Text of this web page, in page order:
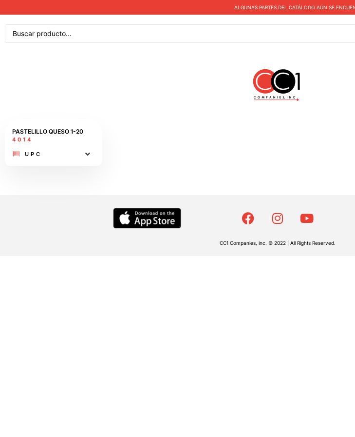
ALGUNAS PARTES DEL CATÁLOGO AÚN SE
PASTELILLO QUESO 1-20
4014
UPC
CC1 Companies, inc. © 2022 | All Rights Reserved.